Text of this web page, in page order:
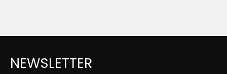
NEWSLETTER